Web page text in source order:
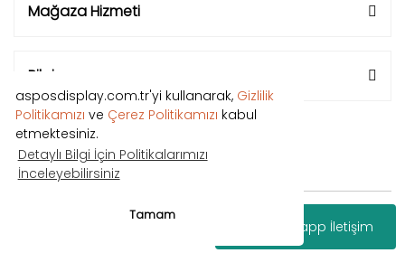
asposdisplay.com.tr'yi kullanarak, Gizlilik
Politikamızı ve Çerez Politikamızı kabul
etmektesiniz.
Detaylı Bilgi İçin Politikalarımızı
İnceleyebilirsiniz
Tamam
Whatsapp İletişim
Mağaza Hizmeti
Bilgi
Copyright © 2018 Tüm hakları saklıdır.
Paketleri ile hazırlanmıştır.